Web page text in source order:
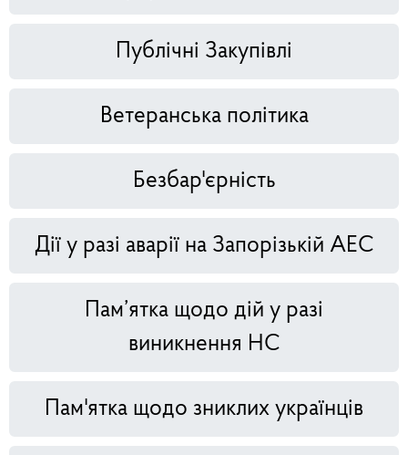
Публічні Закупівлі
Ветеранська політика
Безбар'єрність
Дії у разі аварії на Запорізькій АЕС
Пам’ятка щодо дій у разі
виникнення НС
Пам'ятка щодо зниклих українців